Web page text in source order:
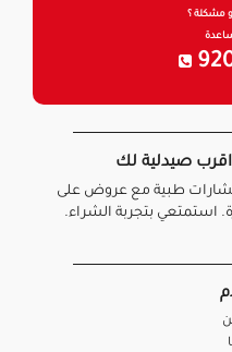
مشكلة ؟
اقرب صيدلية لك
طبية مع عروض على
استمتعي بتجربة الشراء.